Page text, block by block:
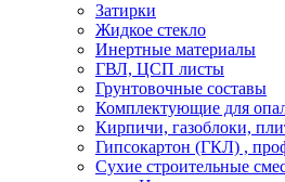
Затирки
Жидкое стекло
Инертные материалы
ГВЛ, ЦСП листы
Грунтовочные составы
Комплектующие для
Кирпичи, газоблоки,
Гипсокартон (ГКЛ) ,
Сухие строительные